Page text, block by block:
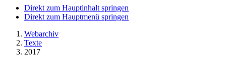
Direkt zum Hauptinhalt springen
Direkt zum Hauptmenü springen
Webarchiv
Texte
2017